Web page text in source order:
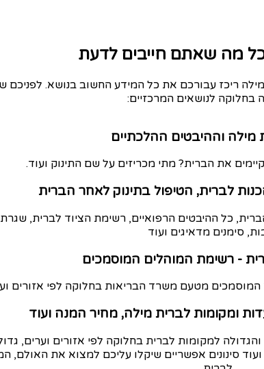
מה שאתם חייבים לדעת
ריכז עבורכם את כל המידע החשוב בנושא. לפניכם
בחלוקה לנושאים המרכזיים:
מילה וההיבטים ההלכתיים
את הברית? מתי מכריזים על שם התינוק ועוד.
לברית, הטיפול בתינוק לאחר הברית
כל ההיבטים הרפואיים, רשימת הציוד לברית,
סימנים מדאיגים ועוד
- רשימת המוהלים המוסמכים
מטעם משרד הבריאות בחלוקה לפי אזורים
ומקומות לברית מילה, מחיר המנה ועוד
למקומות לברית בחלוקה לפי אזורים וערים,
סינונים אפשריים שיקלו עליכם למצוא את האולם,